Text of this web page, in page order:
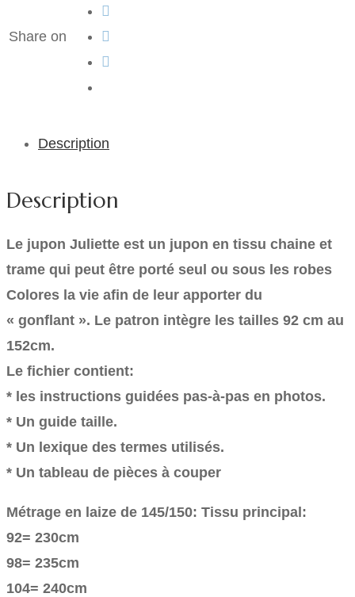
Share on
Description
Description
Le jupon Juliette est un jupon en tissu chaine et
trame qui peut être porté seul ou sous les robes
Colores la vie afin de leur apporter du
« gonflant ». Le patron intègre les tailles 92 cm au
152cm.
Le fichier contient:
* les instructions guidées pas-à-pas en photos.
* Un guide taille.
* Un lexique des termes utilisés.
* Un tableau de pièces à couper
Métrage en laize de 145/150: Tissu principal:
92= 230cm
98= 235cm
104= 240cm